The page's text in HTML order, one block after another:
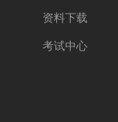
资料下载
考试中心